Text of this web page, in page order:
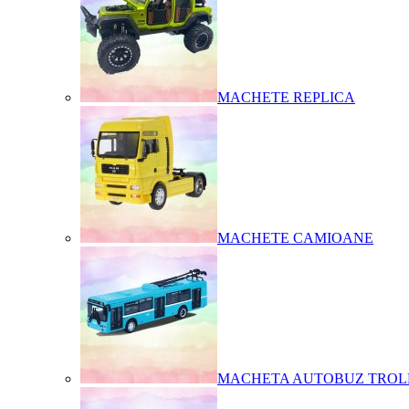
MACHETE REPLICA
MACHETE CAMIOANE
MACHETA AUTOBUZ